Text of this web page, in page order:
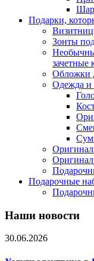
Подарки,
Зонты
зачетные
Обложки
Одежда и
Подарочные
Наши новости
30.06.2026